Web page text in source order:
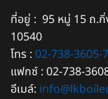
ที่อยู่ : 95 หมู่ 15 ถ.กิ่
10540
โทร : 02-738-3605-7
แฟกซ์ : 02-738-
อีเมล์: